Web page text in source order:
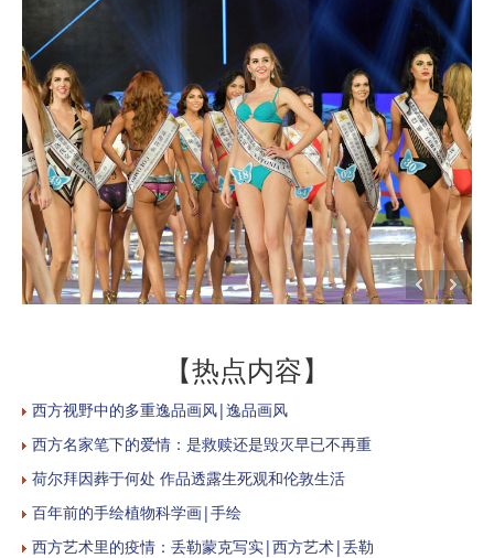
【热点内容】
西方视野中的多重逸品画风|逸品画风
西方名家笔下的爱情：是救赎还是毁灭早已不再重
荷尔拜因葬于何处 作品透露生死观和伦敦生活
百年前的手绘植物科学画|手绘
西方艺术里的疫情：丢勒蒙克写实|西方艺术|丢勒